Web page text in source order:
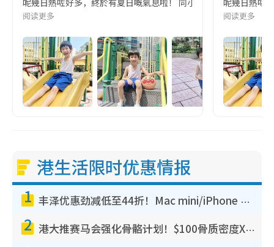
阅读更多 阅读更多
港生活限时优惠情报
1 丰泽优惠劲减低至44折！Mac mini/iPhone 17 Pro大减价！厨房家电$220起
2 港大推赛马会强化骨骼计划！$100骨质密度X光检查 完成免费运动训练送超市礼券！附参加资格